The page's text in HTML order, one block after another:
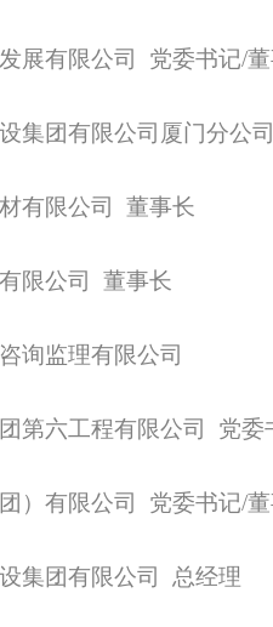
展有限公司 党委书记/
集团有限公司厦门分公
有限公司 董事长
限公司 董事长
询监理有限公司
第六工程有限公司 党委
）有限公司 党委书记/
集团有限公司 总经理